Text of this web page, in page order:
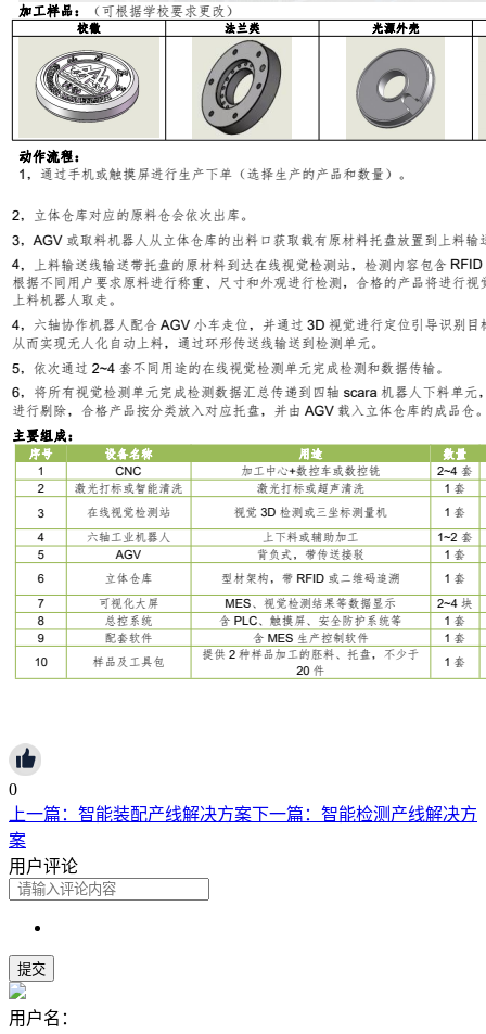
0
上一篇： 智能装配产线解决方案下一篇： 智能检测产线解决方
案
用户评论
用户名：